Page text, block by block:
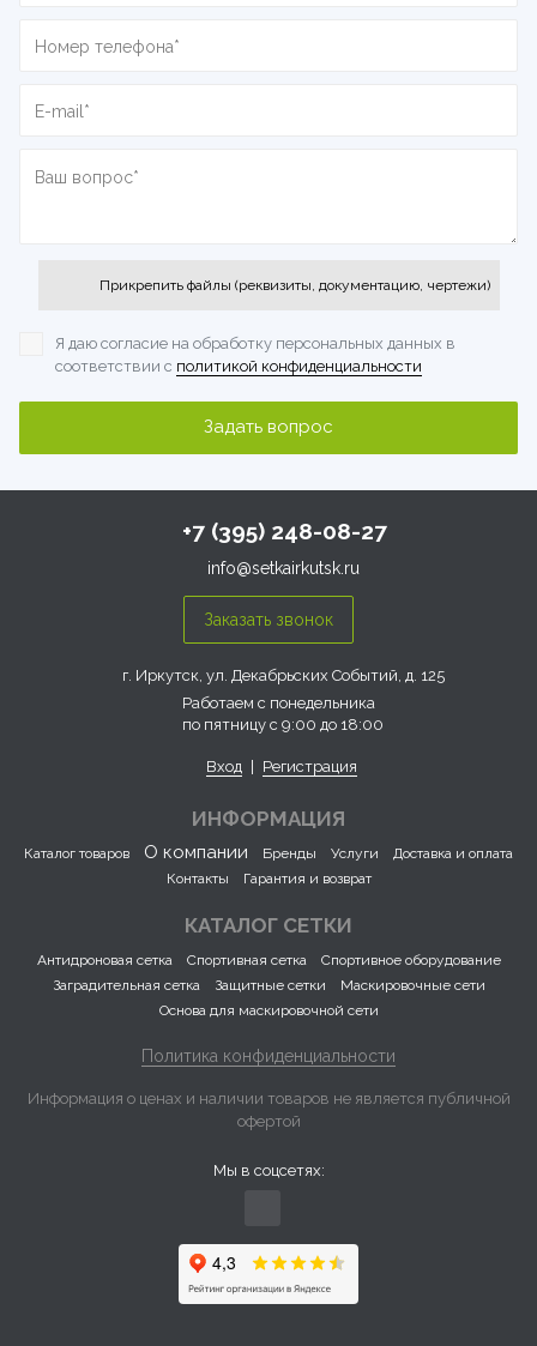
Прикрепить файлы (реквизиты, документацию, чертежи)
Я даю согласие на обработку персональных данных в
соответствии с политикой конфиденциальности
+7 (395) 248-08-27
info@setkairkutsk.ru
г. Иркутск, ул. Декабрьских Событий, д. 125
Работаем с понедельника
по пятницу с 9:00 до 18:00
Вход Регистрация
ИНФОРМАЦИЯ
Каталог товаров О компании Бренды Услуги
Доставка и оплата
Контакты
Гарантия и возврат
КАТАЛОГ СЕТКИ
Антидроновая сетка Спортивная сетка
Спортивное оборудование
Заградительная сетка
Защитные сетки
Маскировочные сети
Основа для маскировочной сети
Политика конфиденциальности
Информация о ценах и наличии товаров не является публичной
офертой
Мы в соцсетях: